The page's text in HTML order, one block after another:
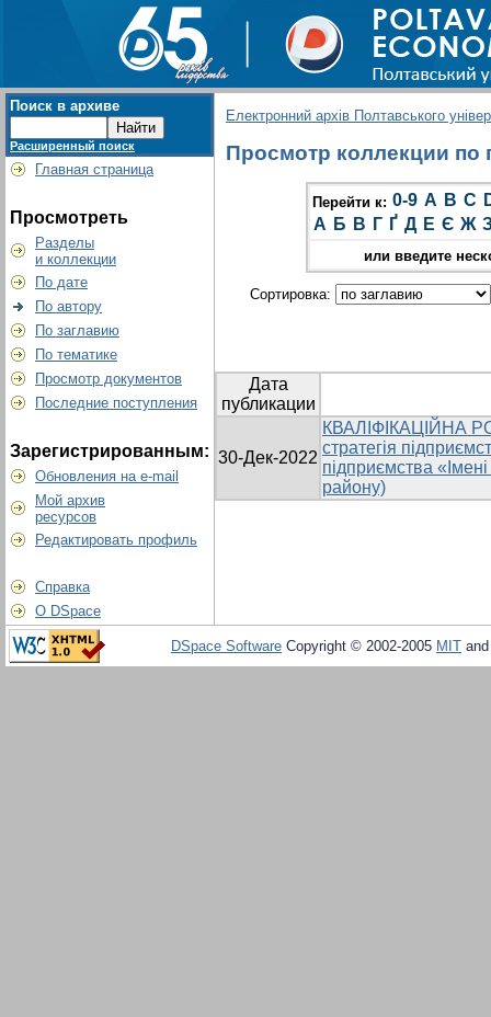
Поиск в архиве
Расширенный поиск
Главная страница
Просмотреть
Разделы
и коллекции
По дате
По автору
По заглавию
По тематике
Просмотр документов
Последние поступления
Зарегистрированным:
Обновления на e-mail
Мой архив
ресурсов
Редактировать профиль
Справка
О DSpace
Електронний архів Полтавського
Просмотр коллекции по
Перейти к: 0-9 A B C
А Б В Г Ґ Д Е Є Ж
или введите
Сортировка:
Дата
публикации
30-Дек-2022
КВАЛІФІКАЦІЙНА
стратегія
підприємства
району)
DSpace Software Copyright © 2002-2005 MIT